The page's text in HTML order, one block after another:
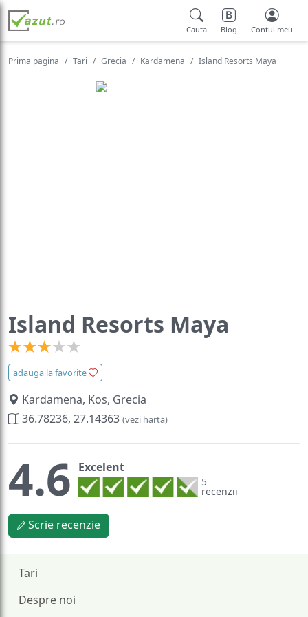
Cauta Blog Contul meu
Prima pagina Tari Grecia Kardamena Island Resorts Maya
Island Resorts Maya
adauga la favorite
Kardamena, Kos, Grecia
36.78236, 27.14363 (vezi harta)
4.6 Excelent
5
recenzii
Scrie recenzie
Tari
Despre noi